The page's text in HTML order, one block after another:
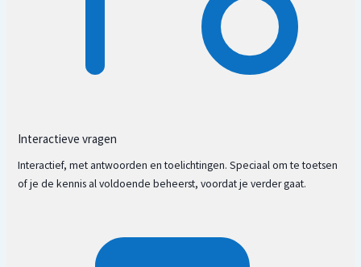
Ongunstige vormen
Interactieve vragen
Interactief, met antwoorden en toelichtingen. Speciaal om te toetsen
of je de kennis al voldoende beheerst, voordat je verder gaat.